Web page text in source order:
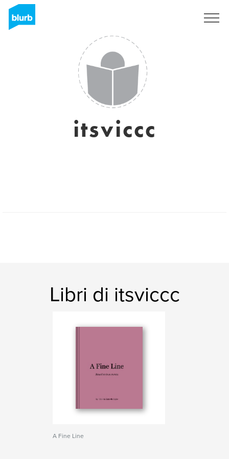
itsviccc
Libri di itsviccc
A Fine Line